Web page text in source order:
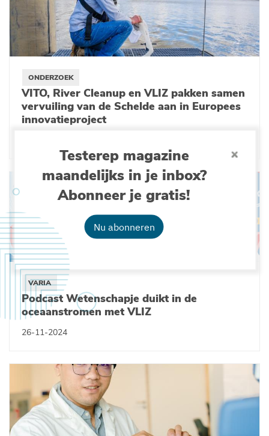
Testerep magazine
maandelijks in je inbox?
Abonneer je gratis!
Nu abonneren
ONDERZOEK
VITO, River Cleanup en VLIZ pakken samen
vervuiling van de Schelde aan in Europees
innovatieproject
VARIA
Podcast Wetenschapje duikt in de
oceaanstromen met VLIZ
26-11-2024